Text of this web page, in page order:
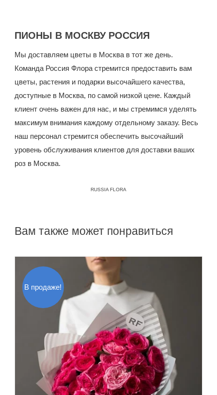
ПИОНЫ В МОСКВУ РОССИЯ
Мы доставляем цветы в Москва в тот же день.
Команда Россия Флора стремится предоставить вам
цветы, растения и подарки высочайшего качества,
доступные в Москва, по самой низкой цене. Каждый
клиент очень важен для нас, и мы стремимся уделять
максимум внимания каждому отдельному заказу. Весь
наш персонал стремится обеспечить высочайший
уровень обслуживания клиентов для доставки ваших
роз в Москва.
RUSSIA FLORA
Вам также может понравиться
В продаже!